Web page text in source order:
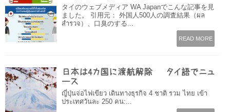
タイのウェブメディア WA Japanでこんな記事を見
ました。 引用元： 外国人500人の調査結果（ผล
สำรวจ）、口臭のする...
READ MORE
日本は4カ国に渡航解除 – タイ語でニュ
ース
ญี่ปุ่นจ่อไฟเขียว เดินทางธุรกิจ 4 ชาติ รวม ไทย เข้า
ประเทศวันละ 250 คน:...